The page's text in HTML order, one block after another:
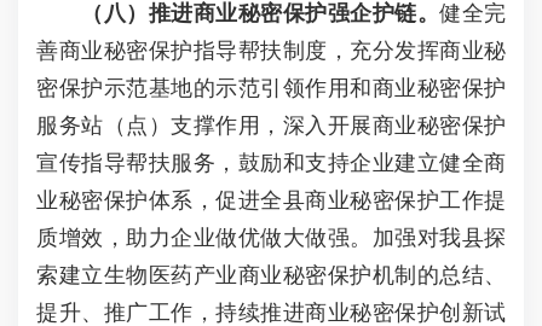
（八） 推进商业秘密保护强企护链。 健全完
善商业秘密保护指导帮扶制度，充分发挥商业秘
密保护示范基地的示范引领作用和商业秘密保护
服务站（点）支撑作用，深入开展商业秘密保护
宣传指导帮扶服务，鼓励和支持企业建立健全商
业秘密保护体系，促进全县商业秘密保护工作提
质增效，助力企业做优做大做强。加强对我县探
索建立生物医药产业商业秘密保护机制的总结、
提升、推广工作，持续推进商业秘密保护创新试